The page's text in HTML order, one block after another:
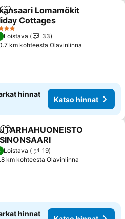
Lisää suosikkeihin
Lomamökit
Cottages
Loistava
33
km kohteesta Olavinlinna
hinnat
Katso hinnat
Lisää suosikkeihin
Loistava
19
km kohteesta Olavinlinna
hinnat